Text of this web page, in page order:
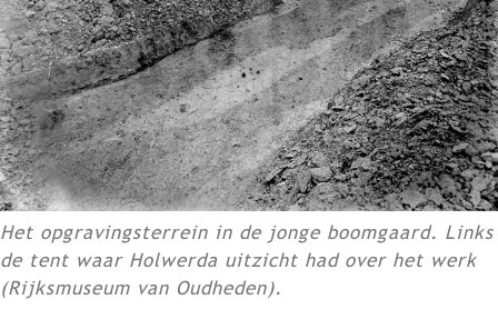
Het opgravingsterrein in de jonge boomgaard. Links
de tent waar Holwerda uitzicht had over het werk
(Rijksmuseum van Oudheden).